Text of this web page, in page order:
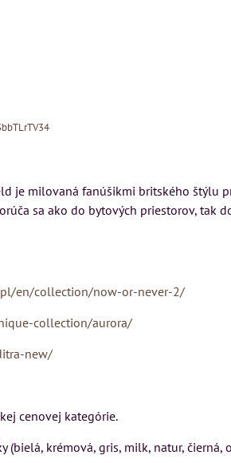
je milovaná fanúšikmi britského štýlu
sa ako do bytových priestorov, tak
en/collection/now-or-never-2/
collection/aurora/
new/
cenovej kategórie.
(bielá, krémová, gris, milk, natur, čierná,
-
LONDON
talianskeho systému